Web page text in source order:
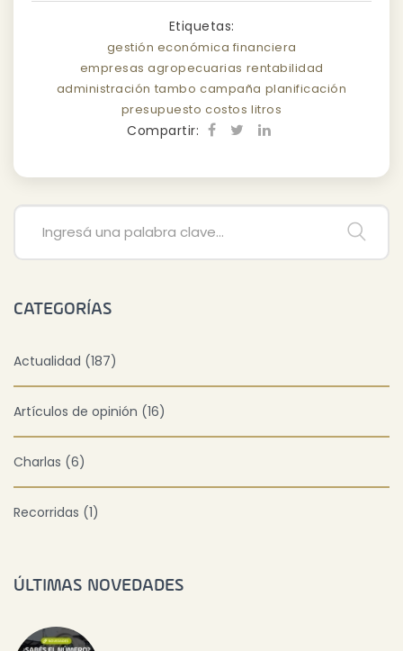
Etiquetas:
gestión económica financiera
empresas agropecuarias rentabilidad
administración tambo campaña planificación
presupuesto costos litros
Compartir:
CATEGORÍAS
Actualidad (187)
Artículos de opinión (16)
Charlas (6)
Recorridas (1)
ÚLTIMAS NOVEDADES